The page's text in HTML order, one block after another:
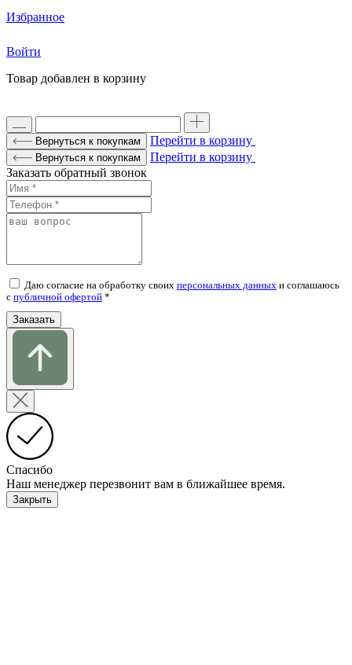
Избранное
Войти
Товар добавлен в корзину
Вернуться к покупкам Перейти в корзину
Вернуться к покупкам
Перейти в корзину
Заказать обратный звонок
Даю согласие на обработку своих персональных данных и соглашаюсь
c публичной офертой *
Заказать
Спасибо
Наш менеджер перезвонит вам в ближайшее время.
Закрыть